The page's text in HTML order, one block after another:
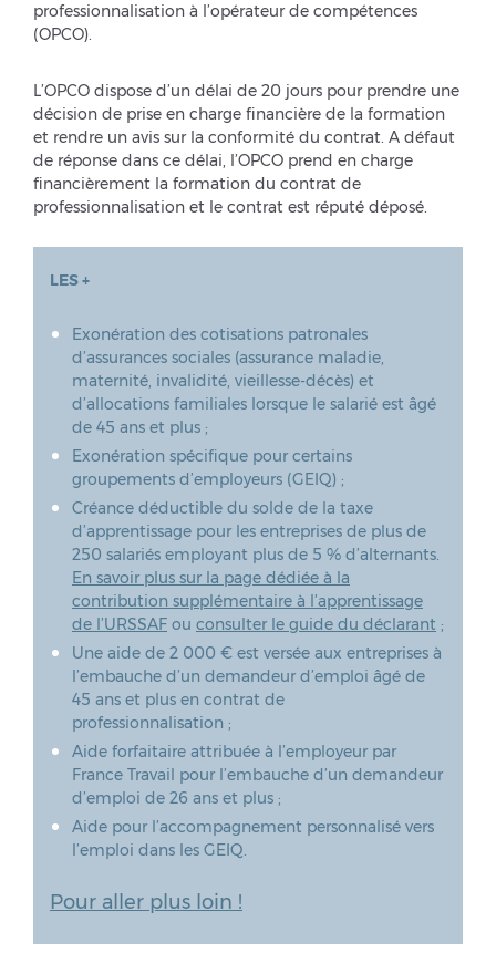
professionnalisation à l’opérateur de compétences
(OPCO).
L’OPCO dispose d’un délai de 20 jours pour prendre une
décision de prise en charge financière de la formation
et rendre un avis sur la conformité du contrat. A défaut
de réponse dans ce délai, l’OPCO prend en charge
financièrement la formation du contrat de
professionnalisation et le contrat est réputé déposé.
LES +
Exonération des cotisations patronales
d’assurances sociales (assurance maladie,
maternité, invalidité, vieillesse-décès) et
d’allocations familiales lorsque le salarié est âgé
de 45 ans et plus ;
Exonération spécifique pour certains
groupements d’employeurs (GEIQ) ;
Créance déductible du solde de la taxe
d’apprentissage pour les entreprises de plus de
250 salariés employant plus de 5 % d’alternants.
En savoir plus sur la page dédiée à la
contribution supplémentaire à l’apprentissage
de l’URSSAF ou consulter le guide du déclarant ;
Une aide de 2 000 € est versée aux entreprises à
l’embauche d’un demandeur d’emploi âgé de
45 ans et plus en contrat de
professionnalisation ;
Aide forfaitaire attribuée à l’employeur par
France Travail pour l’embauche d’un demandeur
d’emploi de 26 ans et plus ;
Aide pour l’accompagnement personnalisé vers
l’emploi dans les GEIQ.
Pour aller plus loin !